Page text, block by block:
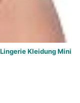
Kleidung Mini